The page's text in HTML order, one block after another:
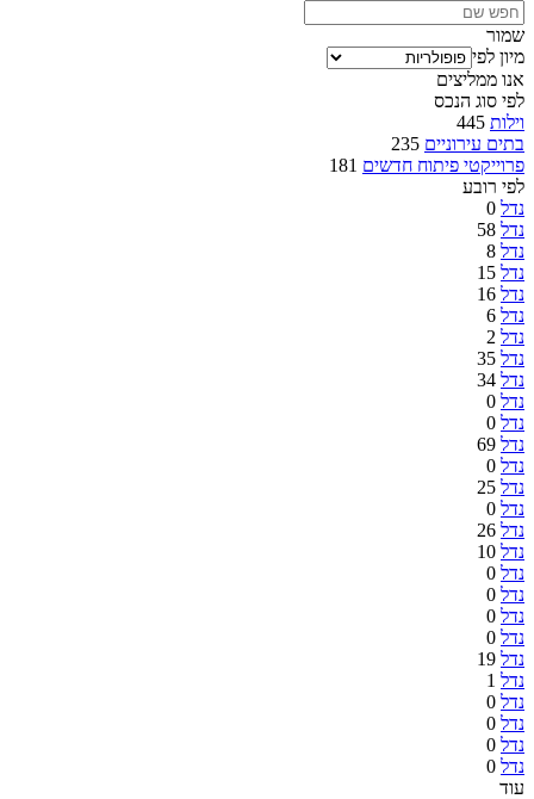
שמור
מיון לפי
אנו ממליצים
לפי סוג הנכס
וילות 445
בתים עירוניים 235
פרוייקטי פיתוח חדשים 181
לפי רובע
נדל 0
נדל 58
נדל 8
נדל 15
נדל 16
נדל 6
נדל 2
נדל 35
נדל 34
נדל 0
נדל 0
נדל 69
נדל 0
נדל 25
נדל 0
נדל 26
נדל 10
נדל 0
נדל 0
נדל 0
נדל 0
נדל 19
נדל 1
נדל 0
נדל 0
נדל 0
נדל 0
עוד